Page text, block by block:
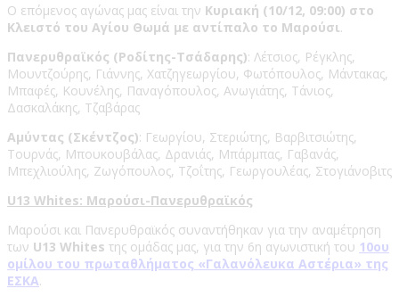
Ο επόμενος αγώνας μας είναι την Κυριακή (10/12, 09:00) στο
Κλειστό του Αγίου Θωμά με αντίπαλο το Μαρούσι.
Πανερυθραϊκός (Ροδίτης-Τσάδαρης): Λέτσιος, Ρέγκλης,
Μουντζούρης, Γιάννης, Χατζηγεωργίου, Φωτόπουλος, Μάντακας,
Μπαφές, Κουνέλης, Παναγόπουλος, Ανωγιάτης, Τάνιος,
Δασκαλάκης, Τζαβάρας
Αμύντας (Σκέντζος): Γεωργίου, Στεριώτης, Βαρβιτσιώτης,
Τουρνάς, Μπουκουβάλας, Δρανιάς, Μπάρμπας, Γαβανάς,
Μπεχλιούλης, Ζωγόπουλος, Τζοΐτης, Γεωργουλέας, Στογιάνοβιτς
U13 Whites: Μαρούσι-Πανερυθραϊκός
Μαρούσι και Πανερυθραϊκός συναντήθηκαν για την αναμέτρηση
των U13 Whites της ομάδας μας, για την 6η αγωνιστική του 10ου
ομίλου του πρωταθλήματος «Γαλανόλευκα Αστέρια» της
ΕΣΚΑ.